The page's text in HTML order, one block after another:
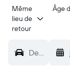
Même
lieu de
retour
Âge
De…